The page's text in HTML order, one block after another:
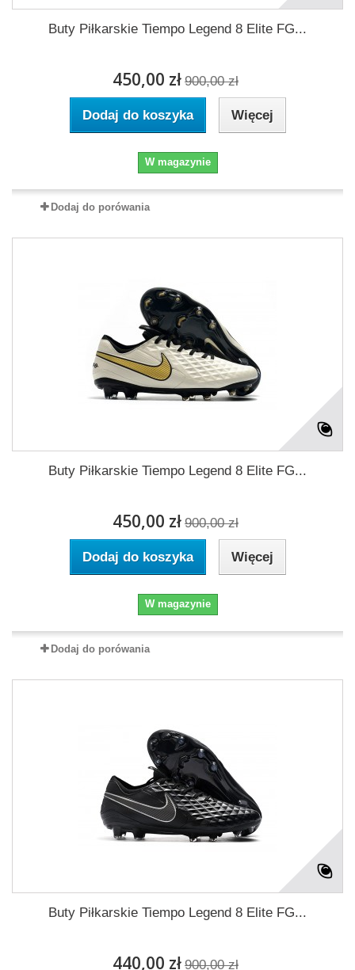
Buty Piłkarskie Tiempo Legend 8 Elite FG...
450,00 zł 900,00 zł
Dodaj do koszyka Więcej
W magazynie
Dodaj do porówania
Buty Piłkarskie Tiempo Legend 8 Elite FG...
450,00 zł 900,00 zł
Dodaj do koszyka Więcej
W magazynie
Dodaj do porówania
Buty Piłkarskie Tiempo Legend 8 Elite FG...
440,00 zł 900,00 zł